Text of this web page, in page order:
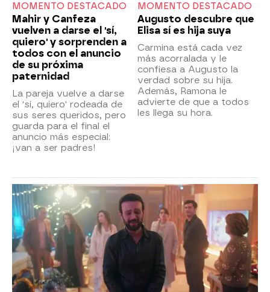
MOMENTO DESTACADO
Mahir y Canfeza
vuelven a darse el 'sí,
quiero' y sorprenden a
todos con el anuncio
de su próxima
paternidad
La pareja vuelve a darse
el 'sí, quiero' rodeada de
sus seres queridos, pero
guarda para el final el
anuncio más especial:
¡van a ser padres!
MOMENTO DESTACADO
Augusto descubre que
Elisa sí es hija suya
Carmina está cada vez
más acorralada y le
confiesa a Augusto la
verdad sobre su hija.
Además, Ramona le
advierte de que a todos
les llega su hora.